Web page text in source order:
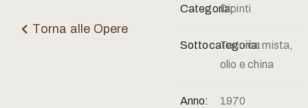
Torna alle Opere
Categoria:Dipinti
Sottocategoria:
Tecnica mista,
olio e china
Anno: 1970